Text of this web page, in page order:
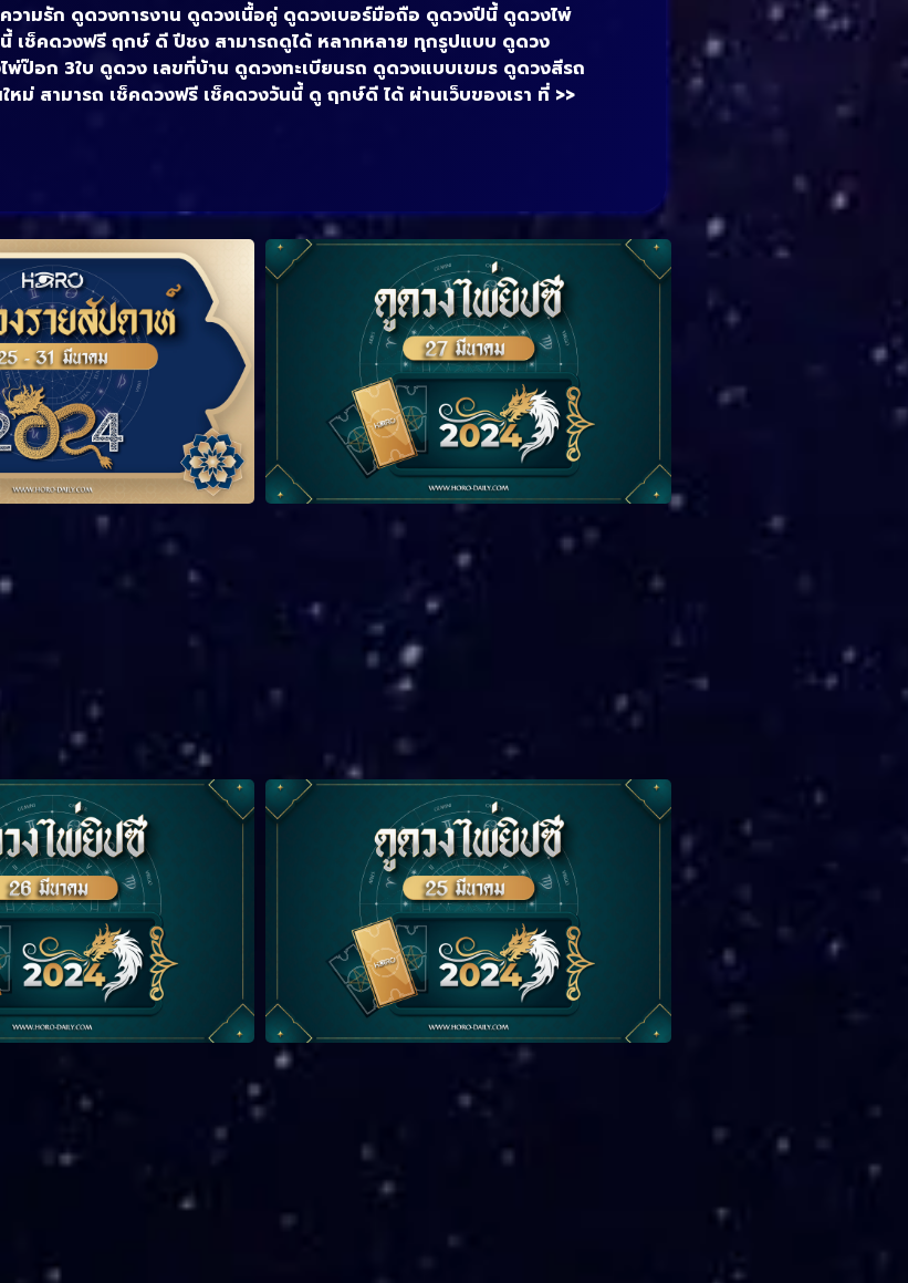
ามรัก ดูดวงการงาน ดูดวงเนื้อคู่ ดูดวงเบอร์มือถือ ดูดวงปีนี้ ดูดวงไพ่
เช็คดวงฟรี ฤกษ์ ดี ปีชง สามารถดูได้ หลากหลาย ทุกรูปแบบ ดูดวง
ป๊อก 3ใบ ดูดวง เลขที่บ้าน ดูดวงทะเบียนรถ ดูดวงแบบเขมร ดูดวงสีรถ
สามารถ เช็คดวงฟรี เช็คดวงวันนี้ ดู ฤกษ์ดี ได้ ผ่านเว็บของเรา ที่ >>